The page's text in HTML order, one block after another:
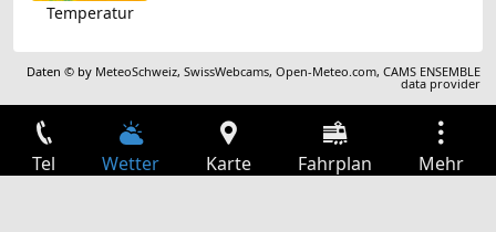
Temperatur
Daten © by MeteoSchweiz,SwissWebcams,Open-Meteo.com,CAMS ENSEMBLE
data provider
Tel Wetter Karte Fahrplan Mehr